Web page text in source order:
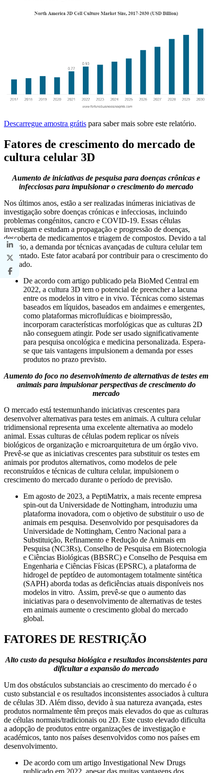
Descarregue amostra grátis para saber mais sobre este relatório.
Fatores de crescimento do mercado de
cultura celular 3D
Aumento de iniciativas de pesquisa para doenças crônicas e
infecciosas para impulsionar o crescimento do mercado
Nos últimos anos, estão a ser realizadas inúmeras iniciativas de
investigação sobre doenças crónicas e infecciosas, incluindo
problemas congénitos, cancro e COVID-19. Essas células
investigam e estudam a propagação e progressão de doenças,
descoberta de medicamentos e triagem de compostos. Devido a tal
cenário, a demanda por técnicas avançadas de cultura celular tem
aumentado. Este fator acabará por contribuir para o crescimento do
mercado.
De acordo com artigo publicado pela BioMed Central em
2022, a cultura 3D tem o potencial de preencher a lacuna
entre os modelos in vitro e in vivo. Técnicas como sistemas
baseados em líquidos, baseados em andaimes e emergentes,
como plataformas microfluídicas e bioimpressão,
incorporam características morfológicas que as culturas 2D
não conseguem atingir. Pode ser usado significativamente
para pesquisa oncológica e medicina personalizada. Espera-
se que tais vantagens impulsionem a demanda por esses
produtos no prazo previsto.
Aumento do foco no desenvolvimento de alternativas de testes em
animais para impulsionar perspectivas de crescimento do
mercado
O mercado está testemunhando iniciativas crescentes para
desenvolver alternativas para testes em animais. A cultura celular
tridimensional representa uma excelente alternativa ao modelo
animal. Essas culturas de células podem replicar os níveis
biológicos de organização e microarquitetura de um órgão vivo.
Prevê-se que as iniciativas crescentes para substituir os testes em
animais por produtos alternativos, como modelos de pele
reconstruídos e técnicas de cultura celular, impulsionem o
crescimento do mercado durante o período de previsão.
Em agosto de 2023, a PeptiMatrix, a mais recente empresa
spin-out da Universidade de Nottingham, introduziu uma
plataforma inovadora, com o objetivo de substituir o uso de
animais em pesquisa. Desenvolvido por pesquisadores da
Universidade de Nottingham, Centro Nacional para a
Substituição, Refinamento e Redução de Animais em
Pesquisa (NC3Rs), Conselho de Pesquisa em Biotecnologia
e Ciências Biológicas (BBSRC) e Conselho de Pesquisa em
Engenharia e Ciências Físicas (EPSRC), a plataforma de
hidrogel de peptídeo de automontagem totalmente sintética
(SAPH) aborda todas as deficiências atuais disponíveis nos
modelos in vitro. Assim, prevê-se que o aumento das
iniciativas para o desenvolvimento de alternativas de testes
em animais aumente o crescimento global do mercado
global.
FATORES DE RESTRIÇÃO
Alto custo da pesquisa biológica e resultados inconsistentes para
dificultar a expansão do mercado
Um dos obstáculos substanciais ao crescimento do mercado é o
custo substancial e os resultados inconsistentes associados à cultura
de células 3D. Além disso, devido à sua natureza avançada, estes
produtos normalmente têm preços mais elevados do que as culturas
de células normais/tradicionais ou 2D. Este custo elevado dificulta
a adopção de produtos entre organizações de investigação e
académicos, tanto nos países desenvolvidos como nos países em
desenvolvimento.
De acordo com um artigo Investigational New Drugs
publicado em 2022, apesar das muitas vantagens dos